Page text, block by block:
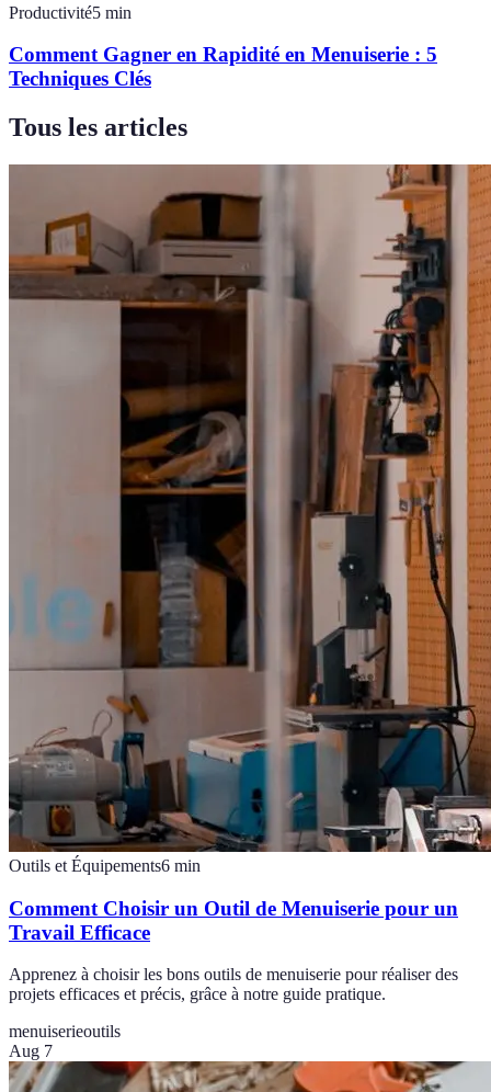
Productivité5 min
Comment Gagner en Rapidité en Menuiserie : 5
Techniques Clés
Tous les articles
Outils et Équipements6 min
Comment Choisir un Outil de Menuiserie pour un
Travail Efficace
Apprenez à choisir les bons outils de menuiserie pour réaliser des
projets efficaces et précis, grâce à notre guide pratique.
menuiserieoutils
Aug 7